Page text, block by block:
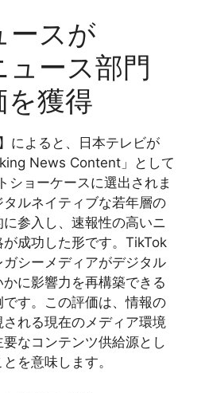
ースが
ース部門
を獲得
によると、日本テレビが
News Content」として
ショーケースに選出されま
ルネイティブな若年層の
参入し、速報性の高いニ
成功した形です。TikTok
シーメディアがデジタル
に影響力を再構築できる
す。この評価は、情報の
れる現在のメディア環境
なコンテンツ供給源とし
を意味します。